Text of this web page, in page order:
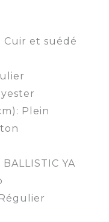
Cuir et suédé
Plein
YA